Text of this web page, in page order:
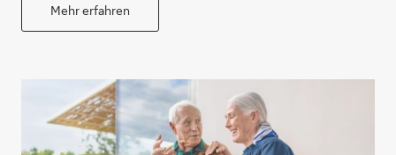
Mehr erfahren